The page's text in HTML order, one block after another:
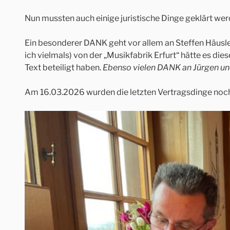
Nun mussten auch einige juristische Dinge geklärt
Ein besonderer DANK geht vor allem an Steffen
ich vielmals) von der „Musikfabrik Erfurt“ hätte es
Text beteiligt haben. Ebenso vielen DANK an Jürgen
Am 16.03.2026 wurden die letzten Vertragsdinge